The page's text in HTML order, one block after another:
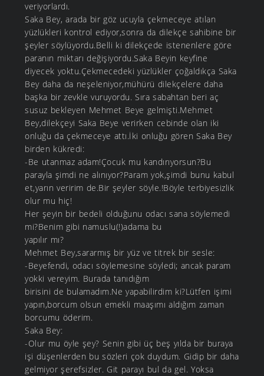
veriyorlardı.
Saka Bey, arada bir göz ucuyla çekmeceye atılan
yüzlükleri kontrol ediyor,sonra da dilekçe sahibine bir
şeyler söylüyordu.Belli ki dilekçede istenenlere göre
paranın miktarı değişiyordu.Saka Beyin keyfine
diyecek yoktu.Çekmecedeki yüzlükler çoğaldıkça Saka
Bey daha da neşeleniyor,mühürü dilekçelere daha
başka bir zevkle vuruyordu. Sıra sabahtan beri aç
susuz bekleyen Mehmet Beye gelmişti.Mehmet
Bey,dilekçeyi Saka Beye verirken cebinde olan iki
onluğu da çekmeceye attı.İki onluğu gören Saka Bey
birden kükredi:
-Be utanmaz adam!Çocuk mu kandırıyorsun?Bu
parayla şimdi ne alınıyor?Param yok,şimdi bunu kabul
et,yarın veririm de.Bir şeyler söyle.!Böyle terbiyesizlik
olur mu hiç!
Her şeyin bir bedeli olduğunu odacı sana söylemedi
mi?Benim gibi namuslu(!)adama bu
yapılır mı?
Mehmet Bey,sararmış bir yüz ve titrek bir sesle:
-Beyefendi, odacı söylemesine söyledi; ancak param
yokki vereyim. Burada tanıdığım
birisini de bulamadım.Ne yapabilirdim ki?Lütfen işimi
yapın,borcum olsun emekli maaşımı aldığım zaman
borcumu öderim.
Saka Bey:
-Olur mu öyle şey? Senin gibi üç beş yılda bir buraya
işi düşenlerden bu sözleri çok duydum. Gidip bir daha
gelmiyor şerefsizler. Git parayı bul da gel. Yoksa